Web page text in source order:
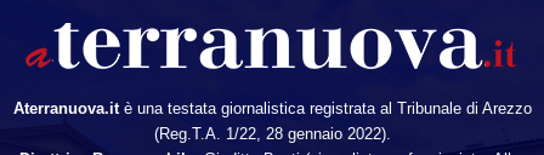
Aterranuova.itè una testata giornalistica registrata al Tribunale di Arezzo
(Reg.T.A. 1/22, 28 gennaio 2022).